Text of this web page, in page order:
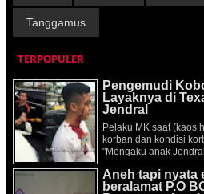
Tanggamus
TERPOPULER
Pengemudi
Layaknya di
Jendral
Pelaku MK saat (kaos
korban dan kondisi
"Mengaku anak
Aneh tapi nyata
beralamat P.O